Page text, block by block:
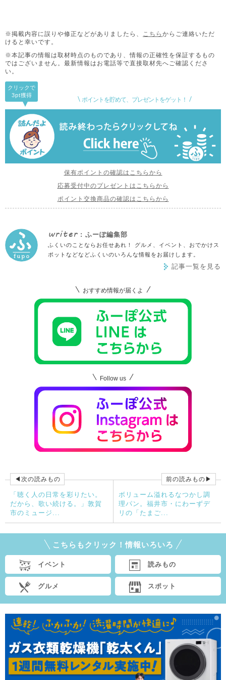
※掲載内容に誤りや修正などがありましたら、 こちら からご連絡いただ
けると幸いです。
※本記事の情報は取材時点のものであり、情報の正確性を保証するもの
ではございません。 最新情報はお電話等で直接取材先へご確認くださ
い。
ポイントを貯めて、プレゼントをゲット！
クリックで
3pt獲得
保有ポイントの確認はこちらから
応募受付中のプレゼントはこちらから
ポイント交換商品の確認はこちらから
writer : ふーぽ編集部
ふくいのことならお任せあれ！ グルメ、イベント、おでかけス
ポットなどなどふくいのいろんな情報をお届けします。
記事一覧を見る
おすすめ情報が届くよ
Follow us
◀次の読みもの
「聴く人の日常を彩りたい。
だから、歌い続ける。」敦賀
市のミュージ...
前の読みもの▶
ボリューム溢れるなつかし調
理パン。福井市・にわーずデ
リの「たまご...
こちらもクリック！情報いろいろ
イベント 読みもの
グルメ スポット